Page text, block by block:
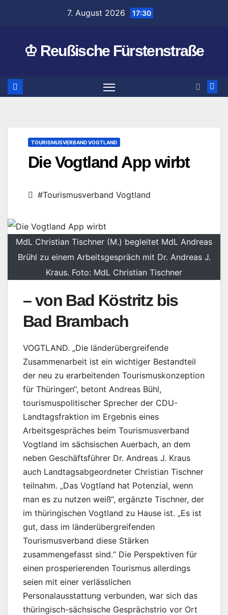
7. August 2026 17:30
♔ Reußische Fürstenstraße
TOURISMUSVERBAND VOGTLAND
Die Vogtland App wirbt
#Tourismusverband Vogtland
MdL Christian Tischner (M.) begleitet MdL Andreas
Brühl zu einem Arbeitsgespräch mit Dr. Andreas J.
Kraus. Foto: MdL Christian Tischner
– von Bad Köstritz bis
Bad Brambach
VOGTLAND. „Die länderübergreifende
Zusammenarbeit ist ein wichtiger Bestandteil
der neu zu erarbeitenden Tourismuskonzeption
für Thüringen“, betont Andreas Bühl,
tourismuspolitischer Sprecher der CDU-
Landtagsfraktion im Ergebnis eines
Arbeitsgespräches beim Tourismusverband
Vogtland im sächsischen Auerbach, an dem
neben Geschäftsführer Dr. Andreas J. Kraus
auch Landtagsabgeordneter Christian Tischner
teilnahm. „Das Vogtland hat Potenzial, wenn
man es zu nutzen weiß“, ergänzte Tischner, der
im thüringischen Vogtland zu Hause ist. „Es ist
gut, dass im länderübergreifenden
Tourismusverband diese Stärken
zusammengefasst sind.“ Die Perspektiven für
einen prosperierenden Tourismus allerdings
seien mit einer verlässlichen
Personalausstattung verbunden, war sich das
thüringisch-sächsische Gesprächstrio vor Ort